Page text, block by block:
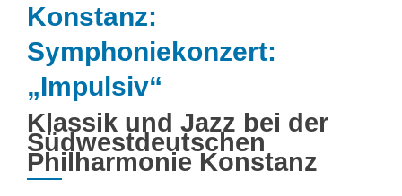
Konstanz:
Symphoniekonzert:
„Impulsiv“
Klassik und Jazz bei der
Südwestdeutschen
Philharmonie Konstanz